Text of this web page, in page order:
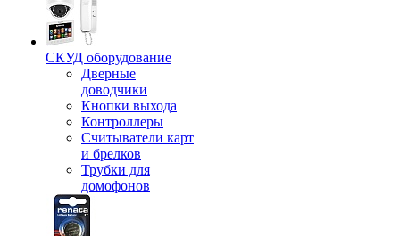
СКУД оборудование
Дверные
доводчики
Кнопки выхода
Контроллеры
Считыватели карт
и брелков
Трубки для
домофонов